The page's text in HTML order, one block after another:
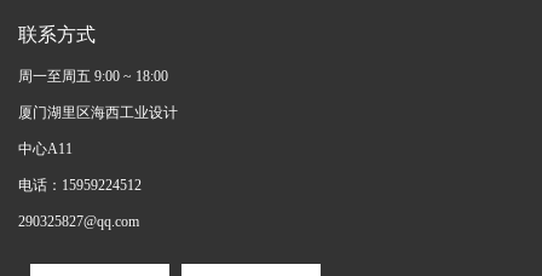
联系方式
周一至周五 9:00 ~ 18:00
厦门湖里区海西工业设计
中心A11
电话：15959224512
290325827@qq.com